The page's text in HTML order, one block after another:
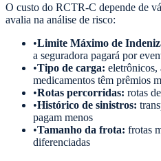
O custo do RCTR-C depende de
avalia na análise de risco:
•Limite Máximo de
a seguradora pagará por
•Tipo de carga: eletrônicos,
medicamentos têm prêmios
•Rotas percorridas: rotas
•Histórico de sinistros:
pagam menos
•Tamanho da frota: frotas
diferenciadas